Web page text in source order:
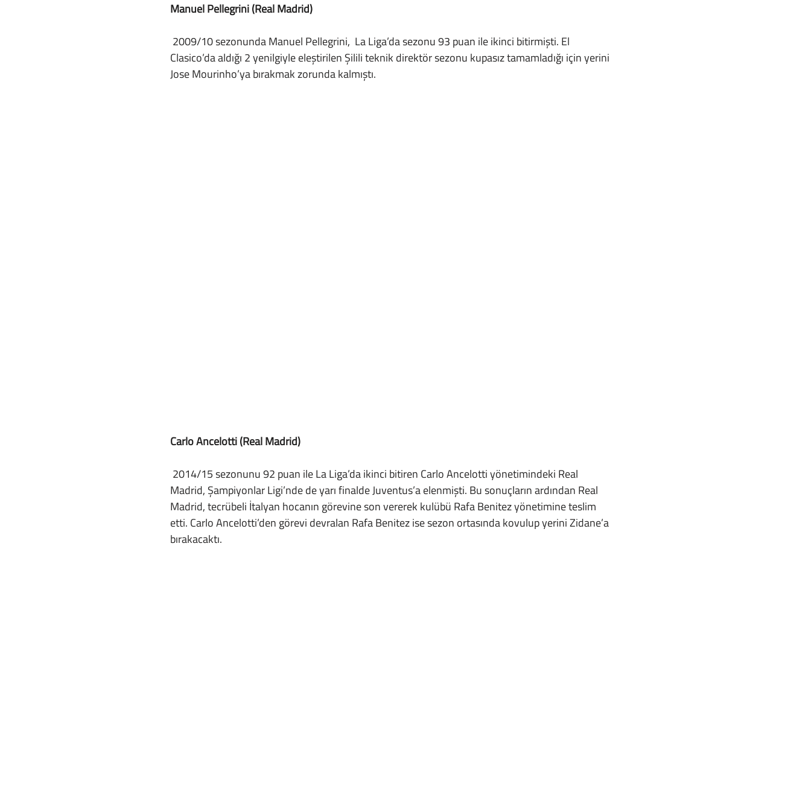
Manuel Pellegrini (Real Madrid)
Clasico’da aldığı 2 yenilgiyle eleştirilen Şilili teknik direktör sezonu kupasız tamamladığı için yerini
Jose Mourinho’ya bırakmak zorunda kalmıştı.
Carlo Ancelotti (Real Madrid)
Madrid, Şampiyonlar Ligi’nde de yarı finalde Juventus’a elenmişti. Bu sonuçların ardından Real
Madrid, tecrübeli İtalyan hocanın görevine son vererek kulübü Rafa Benitez yönetimine teslim
etti. Carlo Ancelotti’den görevi devralan Rafa Benitez ise sezon ortasında kovulup yerini Zidane’a
bırakacaktı.